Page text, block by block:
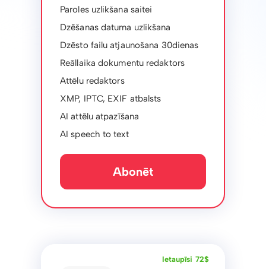
Paroles uzlikšana saitei
Dzēšanas datuma uzlikšana
Dzēsto failu atjaunošana 30dienas
Reāllaika dokumentu redaktors
Attēlu redaktors
XMP, IPTC, EXIF ​​atbalsts
AI attēlu atpazīšana
AI speech to text
Abonēt
Ietaupīsi 72$